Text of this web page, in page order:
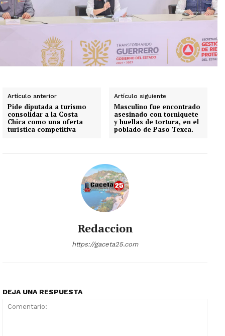
Artículo anterior
Pide diputada a turismo
consolidar a la Costa
Chica como una oferta
turística competitiva
Artículo siguiente
Masculino fue encontrado
asesinado con torniquete
y huellas de tortura, en el
poblado de Paso Texca.
Redaccion
https://gaceta25.com
DEJA UNA RESPUESTA